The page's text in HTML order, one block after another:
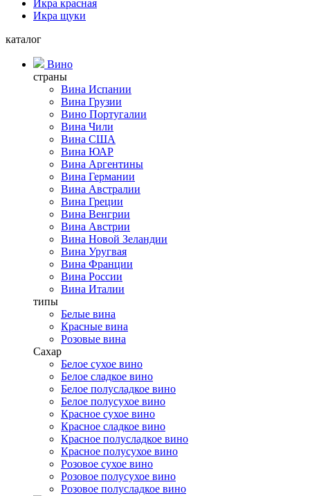
Икра красная
Икра щуки
каталог
Вино
страны
Вина Испании
Вина Грузии
Вино Португалии
Вина Чили
Вина США
Вина ЮАР
Вина Аргентины
Вина Германии
Вина Австралии
Вина Греции
Вина Венгрии
Вина Австрии
Вина Новой Зеландии
Вина Уругвая
Вина Франции
Вина России
Вина Италии
типы
Белые вина
Красные вина
Розовые вина
Сахар
Белое сухое вино
Белое сладкое вино
Белое полусладкое вино
Белое полусухое вино
Красное сухое вино
Красное сладкое вино
Красное полусладкое вино
Красное полусухое вино
Розовое сухое вино
Розовое полусухое вино
Розовое полусладкое вино